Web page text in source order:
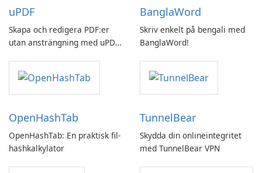
uPDF
Skapa och redigera PDF:er
utan ansträngning med uPDF
BanglaWord
Skriv enkelt på bengali med
BanglaWord!
OpenHashTab
OpenHashTab: En praktisk fil-
hashkalkylator
TunnelBear
Skydda din onlineintegritet
med TunnelBear VPN